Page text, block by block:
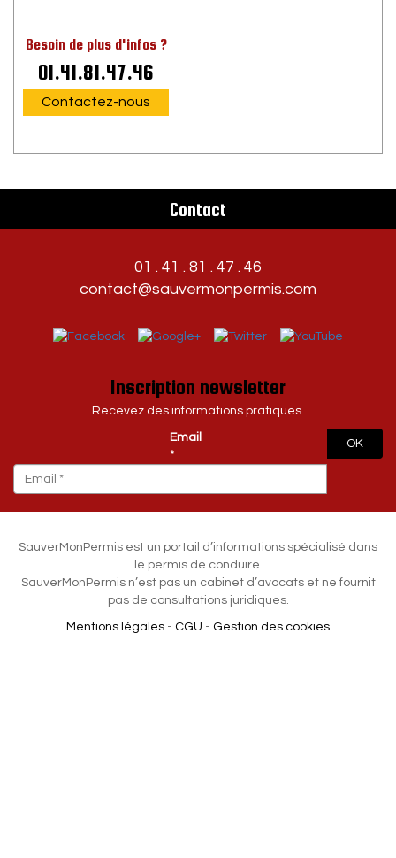
Besoin de plus d'infos ?
01.41.81.47.46
Contactez-nous
Contact
01 . 41 . 81 . 47 . 46
contact@sauvermonpermis.com
Inscription newsletter
Recevez des informations pratiques
Email
*
OK
SauverMonPermis est un portail d’informations spécialisé dans
le permis de conduire.
SauverMonPermis n’est pas un cabinet d’avocats et ne fournit
pas de consultations juridiques.
Mentions légales - CGU - Gestion des cookies